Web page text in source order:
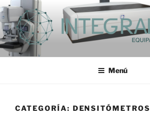
Saltar
al
contenido
INTEGRALMED S.A.
Menú
CATEGORÍA: DENSITÓMETROS